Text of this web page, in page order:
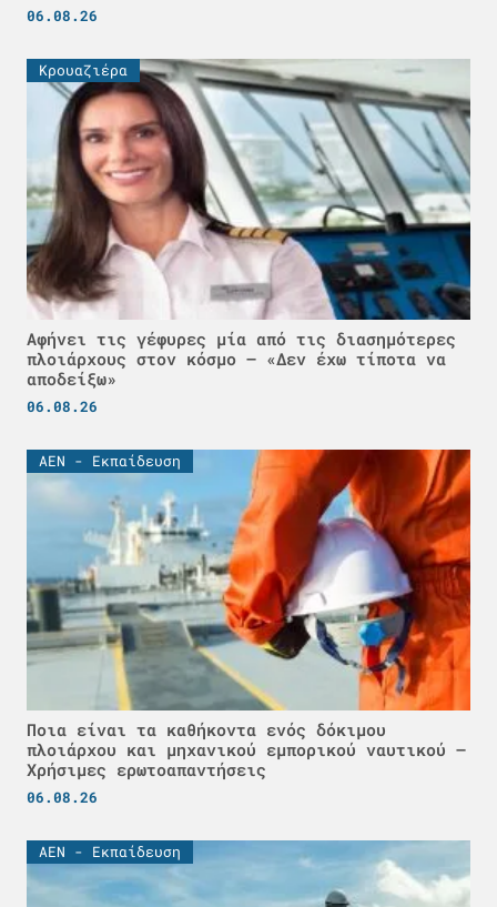
06.08.26
Κρουαζιέρα
Αφήνει τις γέφυρες μία από τις διασημότερες
πλοιάρχους στον κόσμο – «Δεν έχω τίποτα να
αποδείξω»
06.08.26
ΑΕΝ - Εκπαίδευση
Ποια είναι τα καθήκοντα ενός δόκιμου
πλοιάρχου και μηχανικού εμπορικού ναυτικού –
Χρήσιμες ερωτοαπαντήσεις
06.08.26
ΑΕΝ - Εκπαίδευση